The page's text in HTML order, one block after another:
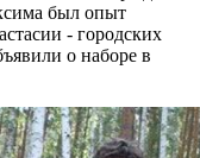
был опыт
- городских
о наборе в